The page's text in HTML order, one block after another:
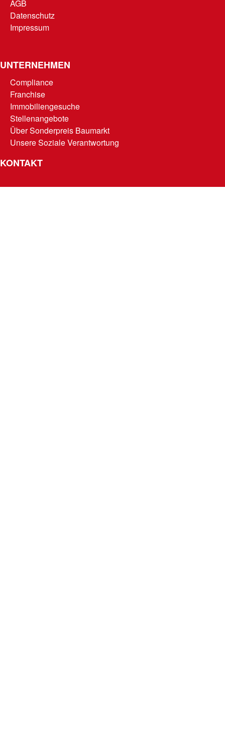
AGB
Datenschutz
Impressum
UNTERNEHMEN
Compliance
Franchise
Immobiliengesuche
Stellenangebote
Über Sonderpreis Baumarkt
Unsere Soziale Verantwortung
KONTAKT